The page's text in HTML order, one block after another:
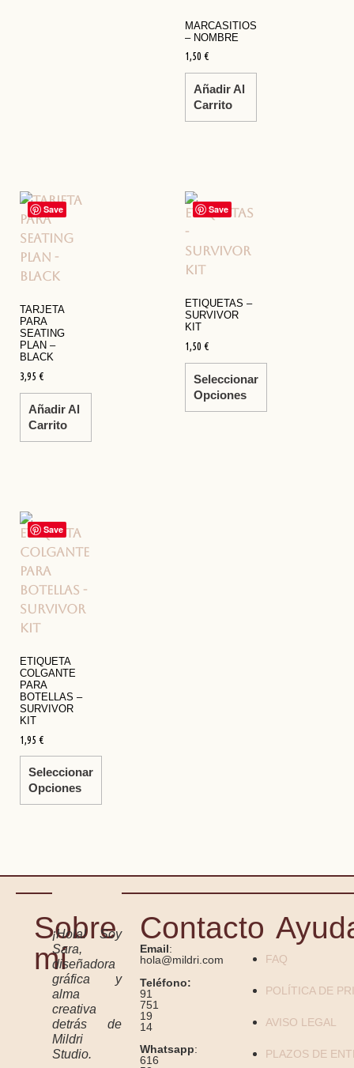
MARCASITIOS
– NOMBRE
1,50 €
Añadir Al
Carrito
Save
TARJETA
PARA
SEATING
PLAN –
BLACK
3,95 €
Añadir Al
Carrito
Save
ETIQUETAS –
SURVIVOR
KIT
1,50 €
Seleccionar
Opciones
Save
ETIQUETA
COLGANTE
PARA
BOTELLAS –
SURVIVOR
KIT
1,95 €
Seleccionar
Opciones
Sobre
mí
¡Hola! Soy
Sara,
diseñadora
gráfica y
alma
creativa
detrás de
Mildri
Studio.
Contacto
Email:
hola@mildri.com
Teléfono:
91
751
19
14
Whatsapp:
616
FAQ
POLÍTICA DE
AVISO LEGAL
PLAZOS DE